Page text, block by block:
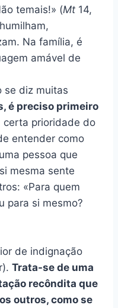
temais!» (Mt 14,
Na família, é
amável de
se diz muitas
é preciso primeiro
certa prioridade do
entender como
pessoa que
mesma sente
«Para quem
para si mesmo?
de indignação
Trata-se de uma
recôndita que
outros, como se